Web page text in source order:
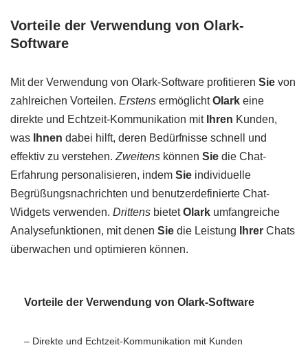
Vorteile der Verwendung von Olark-
Software
Mit der Verwendung von Olark-Software profitieren Sie von
zahlreichen Vorteilen. Erstens ermöglichtOlark eine
direkte und Echtzeit-Kommunikation mit Ihren Kunden,
was
Ihnen dabei hilft, deren Bedürfnisse schnell und
effektiv zu verstehen. Zweitens können Sie die Chat-
Erfahrung personalisieren, indem Sie individuelle
Begrüßungsnachrichten und benutzerdefinierte Chat-
Widgets verwenden. Drittens bietetOlark umfangreiche
Analysefunktionen, mit denen Sie die Leistung Ihrer Chats
überwachen und optimieren können.
Vorteile der Verwendung von Olark-Software
– Direkte und Echtzeit-Kommunikation mit Kunden